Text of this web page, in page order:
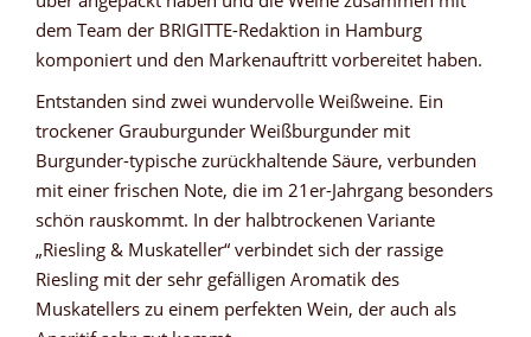
dem Team der BRIGITTE-Redaktion in Hamburg
komponiert und den Markenauftritt vorbereitet haben.
Entstanden sind zwei wundervolle Weißweine. Ein
trockener Grauburgunder Weißburgunder mit
Burgunder-typische zurückhaltende Säure, verbunden
mit einer frischen Note, die im 21er-Jahrgang besonders
schön rauskommt. In der halbtrockenen Variante
„Riesling & Muskateller“ verbindet sich der rassige
Riesling mit der sehr gefälligen Aromatik des
Muskatellers zu einem perfekten Wein, der auch als